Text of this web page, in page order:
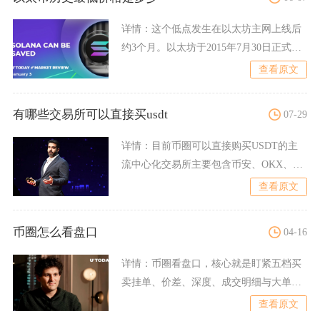
详情： 这个低点发生在以太坊主网上线后
约3个月。以太坊于2015年7月30日正式上
查看原文
有哪些交易所可以直接买usdt 07-29
详情： 目前币圈可以直接购买USDT的主
流中心化交易所主要包含币安、OKX、
查看原文
币圈怎么看盘口 04-16
详情： 币圈看盘口，核心就是盯紧五档买
卖挂单、价差、深度、成交明细与大单异
查看原文